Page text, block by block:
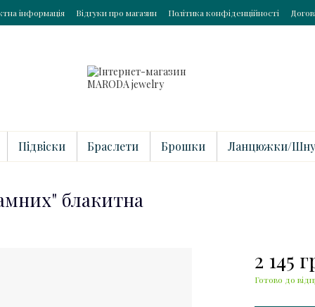
інформація Відгуки про магазин Політика конфіденційності
Підвіски Браслети Брошки Ланцюжки/
блакитна
2 145
Готово до